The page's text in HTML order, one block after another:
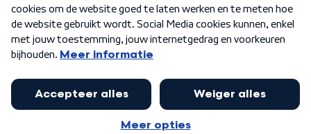
Algemene voorwaarden